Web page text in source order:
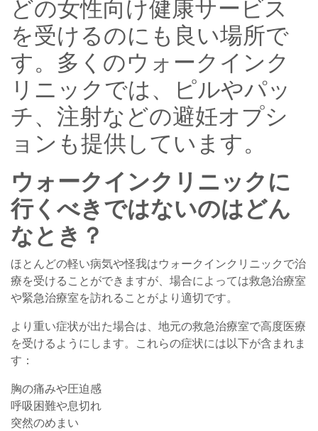
どの女性向け健康サービス
を受けるのにも良い場所で
す。多くのウォークインク
リニックでは、ピルやパッ
チ、注射などの避妊オプシ
ョンも提供しています。
ウォークインクリニックに
行くべきではないのはどん
なとき？
ほとんどの軽い病気や怪我はウォークインクリニックで治
療を受けることができますが、場合によっては救急治療室
や緊急治療室を訪れることがより適切です。
より重い症状が出た場合は、地元の救急治療室で高度医療
を受けるようにします。これらの症状には以下が含まれま
す：
胸の痛みや圧迫感
呼吸困難や息切れ
突然のめまい